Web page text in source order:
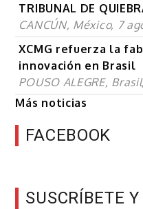
TRIBUNAL DE
CANCÚN, México, 7
XCMG refuerza la
innovación en Brasil
POUSO ALEGRE,
Más noticias
FACEBOOK
SUSCRÍBETE